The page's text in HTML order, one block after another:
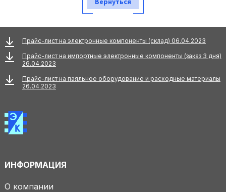
Прайс-лист на электронные компоненты (склад) 06.04.2023
Прайс-лист на импортные электронные компоненты (заказ 3 дня)
26.04.2023
Прайс-лист на паяльное оборудование и расходные материалы
26.04.2023
ИНФОРМАЦИЯ
О компании